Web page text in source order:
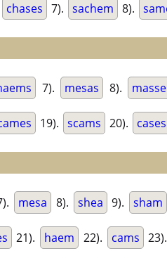
chases 7). sachem 8).
7). mesas 8). masse
19). scams 20). cases
mesa 8). shea 9). sham
21). haem 22). cams 23).